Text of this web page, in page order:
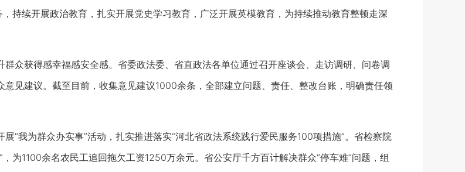
持续开展政治教育，扎实开展党史学习教育，广泛开展英模教育，为持续推动教育整顿走深
获得感幸福感安全感。省委政法委、省直政法各单位通过召开座谈会、走访调研、问卷调
见建议。截至目前，收集意见建议1000余条，全部建立问题、责任、整改台账，明确责任领
我为群众办实事”活动，扎实推进落实“河北省政法系统践行爱民服务100项措施”。省检察院
为1100余名农民工追回拖欠工资1250万余元。省公安厅千方百计解决群众“停车难”问题，组